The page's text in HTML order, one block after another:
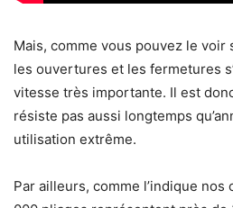
Mais, comme vous pouvez le
les ouvertures et les fermetures
vitesse très importante. Il est
résiste pas aussi longtemps
utilisation extrême.
Par ailleurs, comme l’indique nos